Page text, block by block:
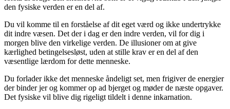
den fysiske verden er en del af.
Du vil komme til en forståelse af dit eget værd og ikke undertrykke
dit indre væsen. Det der i dag er den indre verden, vil for dig i
morgen blive den virkelige verden. De illusioner om at give
kærlighed betingelsesløst, uden at stille krav er en del af den
væsentlige lærdom for dette menneske.
Du forlader ikke det menneske åndeligt set, men frigiver de energier
der binder jer og kommer op ad bjerget og møder de næste opgaver.
Det fysiske vil blive dig rigeligt tildelt i denne inkarnation.